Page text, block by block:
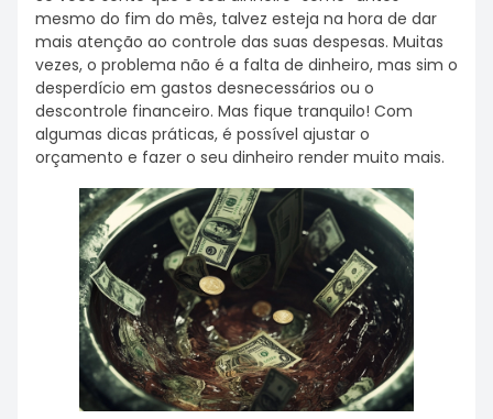
mesmo do fim do mês, talvez esteja na hora de dar
mais atenção ao controle das suas despesas. Muitas
vezes, o problema não é a falta de dinheiro, mas sim o
desperdício em gastos desnecessários ou o
descontrole financeiro. Mas fique tranquilo! Com
algumas dicas práticas, é possível ajustar o
orçamento e fazer o seu dinheiro render muito mais.